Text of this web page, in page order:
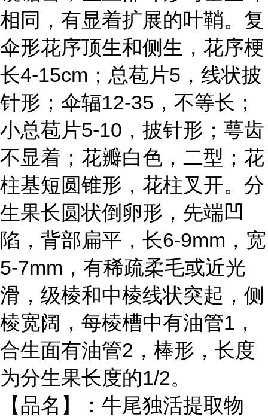
相同，有显着扩展的叶鞘。复
伞形花序顶生和侧生，花序梗
长4-15cm；总苞片5，线状披
针形；伞辐12-35，不等长；
小总苞片5-10，披针形；萼齿
不显着；花瓣白色，二型；花
柱基短圆锥形，花柱叉开。分
生果长圆状倒卵形，先端凹
陷，背部扁平，长6-9mm，宽
5-7mm，有稀疏柔毛或近光
滑，级棱和中棱线状突起，侧
棱宽阔，每棱槽中有油管1，
合生面有油管2，棒形，长度
为分生果长度的1/2。
【品名】：牛尾独活提取物